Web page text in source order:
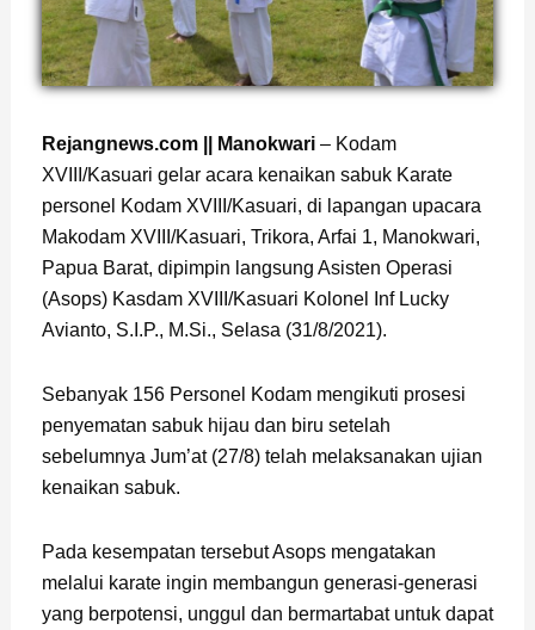
Rejangnews.com || Manokwari– Kodam
XVIII/Kasuari gelar acara kenaikan sabuk Karate
personel Kodam XVIII/Kasuari, di lapangan upacara
Makodam XVIII/Kasuari, Trikora, Arfai 1, Manokwari,
Papua Barat, dipimpin langsung Asisten Operasi
(Asops) Kasdam XVIII/Kasuari Kolonel Inf Lucky
Avianto, S.I.P., M.Si., Selasa (31/8/2021).
Sebanyak 156 Personel Kodam mengikuti prosesi
penyematan sabuk hijau dan biru setelah
sebelumnya Jum’at (27/8) telah melaksanakan ujian
kenaikan sabuk.
Pada kesempatan tersebut Asops mengatakan
melalui karate ingin membangun generasi-generasi
yang berpotensi, unggul dan bermartabat untuk dapat
Page
, Page